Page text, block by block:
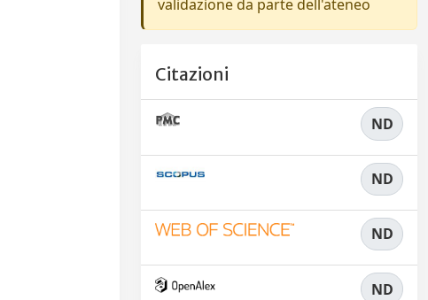
validazione da parte dell'ateneo
Citazioni
ND
ND
ND
ND